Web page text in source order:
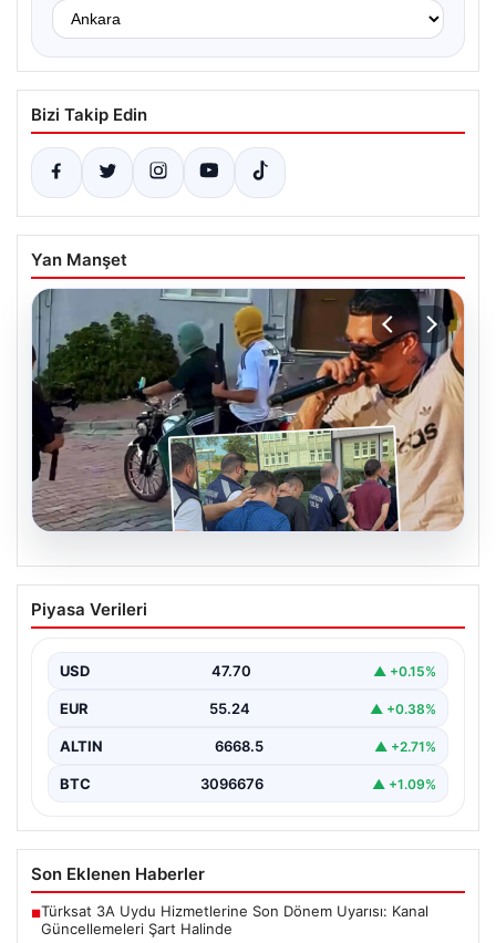
Bizi Takip Edin
Yan Manşet
06.08.2026
Rapçi Keskin’e Klipte Silah Kullanımı
Nedeniyle Gözaltı Şoku
gerçekleştirdiği klip çekimi sırasında silah kullanımı…
Piyasa Verileri
USD 47.70 ▲ +0.15%
EUR 55.24 ▲ +0.38%
ALTIN 6668.5 ▲ +2.71%
BTC 3096676 ▲ +1.09%
Son Eklenen Haberler
■Türksat 3A Uydu Hizmetlerine Son Dönem Uyarısı: Kanal
Güncellemeleri Şart Halinde